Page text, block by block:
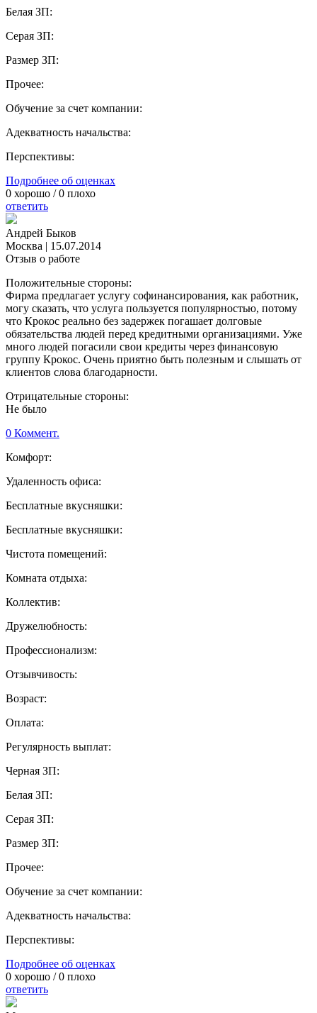
Белая ЗП:
Серая ЗП:
Размер ЗП:
Прочее:
Обучение за счет компании:
Адекватность начальства:
Перспективы:
Подробнее об оценках
0 хорошо /0 плохо
ответить
Андрей Быков
Москва | 15.07.2014
Отзыв о работе
Положительные стороны:
Фирма предлагает услугу софинансирования, как работник,
могу сказать, что услуга пользуется популярностью, потому
что Крокос реально без задержек погашает долговые
обязательства людей перед кредитными организациями. Уже
много людей погасили свои кредиты через финансовую
группу Крокос. Очень приятно быть полезным и слышать от
клиентов слова благодарности.
Отрицательные стороны:
Не было
0 Коммент.
Комфорт:
Удаленность офиса:
Бесплатные вкусняшки:
Бесплатные вкусняшки:
Чистота помещений:
Комната отдыха:
Коллектив:
Дружелюбность:
Профессионализм:
Отзывчивость:
Возраст:
Оплата:
Регулярность выплат:
Черная ЗП:
Белая ЗП:
Серая ЗП:
Размер ЗП:
Прочее:
Обучение за счет компании:
Адекватность начальства:
Перспективы:
Подробнее об оценках
0 хорошо /0 плохо
ответить